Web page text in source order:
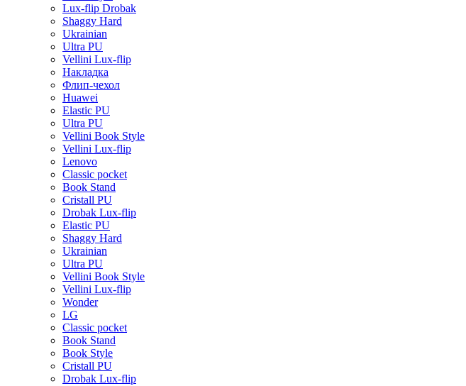
Lux-flip Drobak
Shaggy Hard
Ukrainian
Ultra PU
Vellini Lux-flip
Накладка
Флип-чехол
Huawei
Elastic PU
Ultra PU
Vellini Book Style
Vellini Lux-flip
Lenovo
Classic pocket
Book Stand
Cristall PU
Drobak Lux-flip
Elastic PU
Shaggy Hard
Ukrainian
Ultra PU
Vellini Book Style
Vellini Lux-flip
Wonder
LG
Classic pocket
Book Stand
Book Style
Cristall PU
Drobak Lux-flip